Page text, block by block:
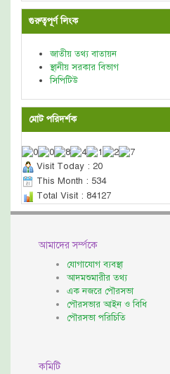
গুরুত্বপূর্ণ লিংক
জাতীয় তথ্য বাতায়ন
স্থানীয় সরকার বিভাগ
সিপিটিউ
মোট পরিদর্শক
Visit Today : 20
This Month : 534
Total Visit : 84127
আমাদের সর্ম্পকে
যোগাযোগ ব্যবস্থা
আদমশুমারীর তথ্য
এক নজরে পৌরসভা
পৌরসভার আইন ও বিধি
পৌরসভা পরিচিতি
কমিটি